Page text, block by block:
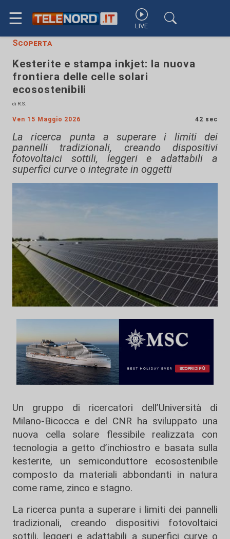
☰ LIVE
Scoperta
Kesterite e stampa inkjet: la nuova
frontiera delle celle solari
ecosostenibili
di R.S.
Ven 15 Maggio 2026 42 sec
La ricerca punta a superare i limiti dei
pannelli tradizionali, creando dispositivi
fotovoltaici sottili, leggeri e adattabili a
superfici curve o integrate in oggetti
Un gruppo di ricercatori dell’Università di
Milano-Bicocca e del CNR ha sviluppato una
nuova cella solare flessibile realizzata con
tecnologia a getto d’inchiostro e basata sulla
kesterite, un semiconduttore ecosostenibile
composto da materiali abbondanti in natura
come rame, zinco e stagno.
La ricerca punta a superare i limiti dei pannelli
tradizionali, creando dispositivi fotovoltaici
sottili, leggeri e adattabili a superfici curve o